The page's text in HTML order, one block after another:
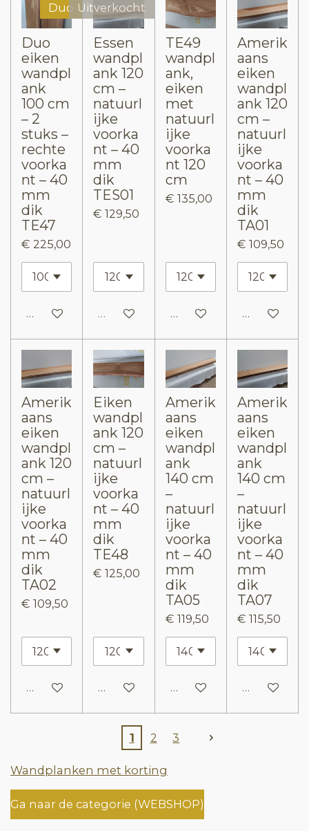
Duo
Duo
eiken
wandpl
ank
100 cm
– 2
stuks –
rechte
voorka
nt – 40
mm
dik
TE47
€ 225,00
In winkelwagen
Uitverkocht
Essen
wandpl
ank 120
cm –
natuurl
ijke
voorka
nt – 40
mm
dik
TES01
€ 129,50
Uitverkocht
TE49
wandpl
ank,
eiken
met
natuurl
ijke
voorka
nt 120
cm
€ 135,00
In winkelwagen
Amerik
aans
eiken
wandpl
ank 120
cm –
natuurl
ijke
voorka
nt – 40
mm
dik
TA01
€ 109,50
In
Amerik
aans
eiken
wandpl
ank 120
cm –
natuurl
ijke
voorka
nt – 40
mm
dik
TA02
€ 109,50
In winkelwagen
Eiken
wandpl
ank 120
cm –
natuurl
ijke
voorka
nt – 40
mm
dik
TE48
€ 125,00
In winkelwagen
Amerik
aans
eiken
wandpl
ank
140 cm
–
natuurl
ijke
voorka
nt – 40
mm
dik
TA05
€ 119,50
In winkelwagen
Amerik
aans
eiken
wandpl
ank
140 cm
–
natuurl
ijke
voorka
nt – 40
mm
dik
TA07
€ 115,50
In
1 2 3
Wandplanken met korting
Ga naar de categorie (WEBSHOP)